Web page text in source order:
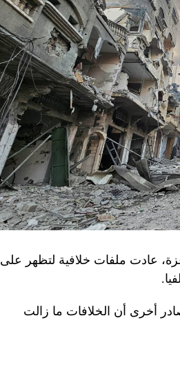
عادت ملفات خلافية لتظهر على
أخرى أن الخلافات ما زالت